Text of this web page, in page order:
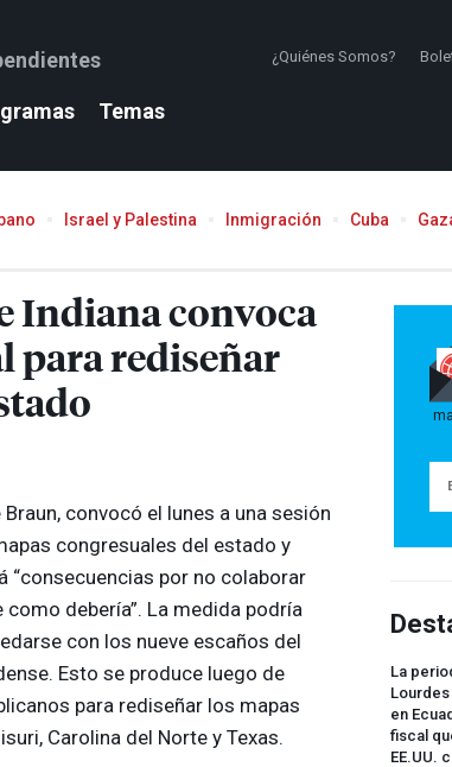
¿Quiénes Somos?
Temas
Israel y Palestina Inmigración Cuba
Indiana convoca
para rediseñar
convocó el lunes a una sesión
congresuales del estado y
“consecuencias por no colaborar
debería”. La medida podría
con los nueve escaños del
Esto se produce luego de
para rediseñar los mapas
Carolina del Norte y Texas.
La
Lourdes
en
fiscal
EE.UU.